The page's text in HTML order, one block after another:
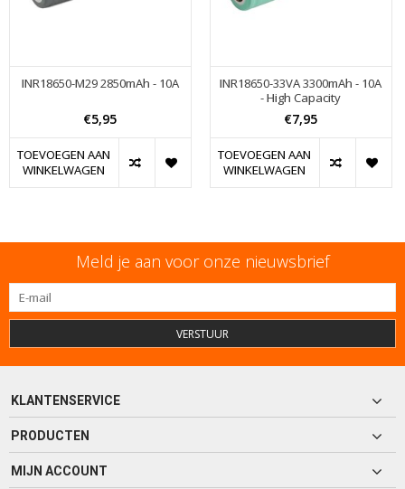
INR18650-M29 2850mAh - 10A
€5,95
TOEVOEGEN AAN
WINKELWAGEN
INR18650-33VA 3300mAh - 10A
- High Capacity
€7,95
TOEVOEGEN AAN
WINKELWAGEN
Meld je aan voor onze nieuwsbrief
VERSTUUR
KLANTENSERVICE
PRODUCTEN
MIJN ACCOUNT